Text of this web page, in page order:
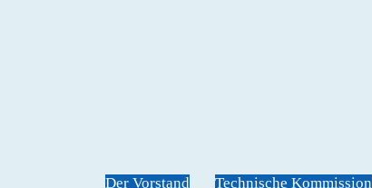
Der Vorstand
Technische Kommission